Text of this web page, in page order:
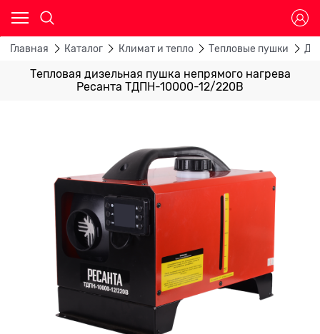
Главная Каталог Климат и тепло Тепловые пушки
Тепловая дизельная пушка непрямого нагрева
Ресанта ТДПН-10000-12/220В